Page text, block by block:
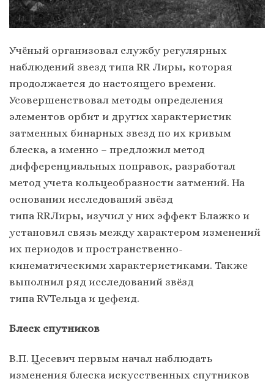
Учёный организовал службу регулярных
наблюдений звезд типа RR Лиры, которая
продолжается до настоящего времени.
Усовершенствовал методы определения
элементов орбит и других характеристик
затменных бинарных звезд по их кривым
блеска, а именно – предложил метод
дифференциальных поправок, разработал
метод учета кольцеобразности затмений. На
основании исследований звёзд
типа RRЛиры, изучил у них эффект Блажко и
установил связь между характером изменений
их периодов и пространственно-
кинематическими характеристиками. Также
выполнил ряд исследований звёзд
типа RVТельца и цефеид.
Блеск спутников
В.П. Цесевич первым начал наблюдать
изменения блеска искусственных спутников